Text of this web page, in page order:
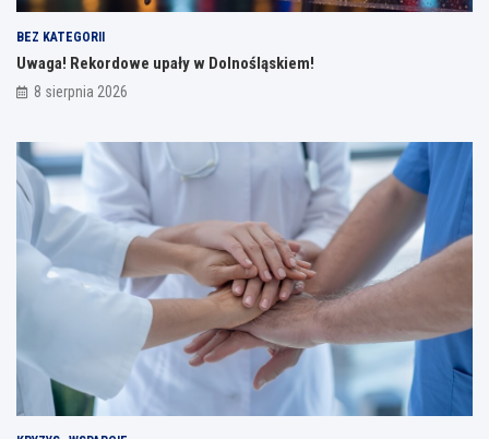
BEZ KATEGORII
Uwaga! Rekordowe upały w Dolnośląskiem!
8 sierpnia 2026